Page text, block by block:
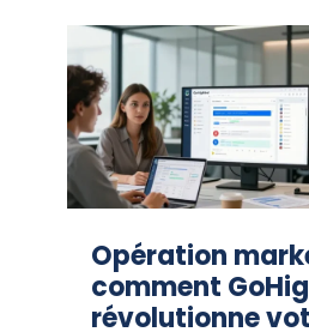
Opération
comment
révolutionne